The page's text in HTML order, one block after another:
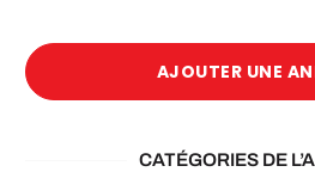
AJOUTER UNE
CATÉGORIES DE